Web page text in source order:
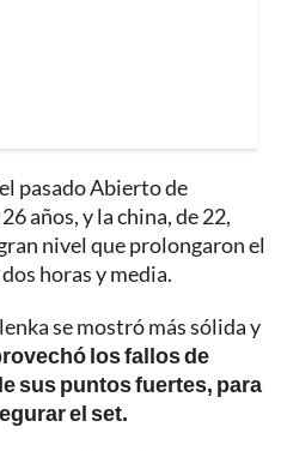
pasado Abierto de
años, y la china, de 22,
nivel que prolongaron el
horas y media.
se mostró más sólida y
los fallos de
sus puntos fuertes, para
el set.